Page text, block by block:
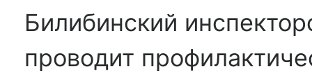
Билибинский
проводит